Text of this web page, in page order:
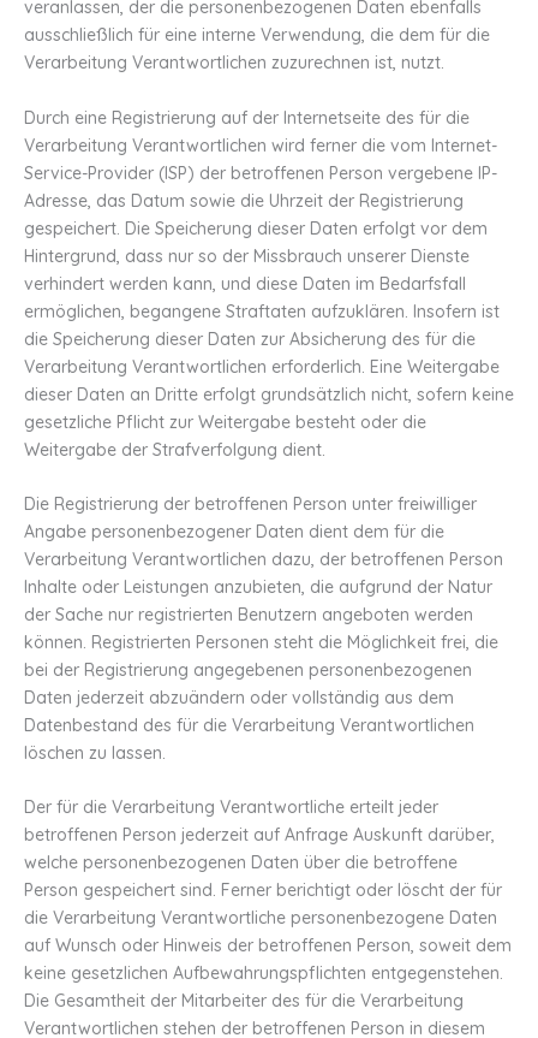
veranlassen, der die personenbezogenen Daten ebenfalls
ausschließlich für eine interne Verwendung, die dem für die
Verarbeitung Verantwortlichen zuzurechnen ist, nutzt.
Durch eine Registrierung auf der Internetseite des für die
Verarbeitung Verantwortlichen wird ferner die vom Internet-
Service-Provider (ISP) der betroffenen Person vergebene IP-
Adresse, das Datum sowie die Uhrzeit der Registrierung
gespeichert. Die Speicherung dieser Daten erfolgt vor dem
Hintergrund, dass nur so der Missbrauch unserer Dienste
verhindert werden kann, und diese Daten im Bedarfsfall
ermöglichen, begangene Straftaten aufzuklären. Insofern ist
die Speicherung dieser Daten zur Absicherung des für die
Verarbeitung Verantwortlichen erforderlich. Eine Weitergabe
dieser Daten an Dritte erfolgt grundsätzlich nicht, sofern keine
gesetzliche Pflicht zur Weitergabe besteht oder die
Weitergabe der Strafverfolgung dient.
Die Registrierung der betroffenen Person unter freiwilliger
Angabe personenbezogener Daten dient dem für die
Verarbeitung Verantwortlichen dazu, der betroffenen Person
Inhalte oder Leistungen anzubieten, die aufgrund der Natur
der Sache nur registrierten Benutzern angeboten werden
können. Registrierten Personen steht die Möglichkeit frei, die
bei der Registrierung angegebenen personenbezogenen
Daten jederzeit abzuändern oder vollständig aus dem
Datenbestand des für die Verarbeitung Verantwortlichen
löschen zu lassen.
Der für die Verarbeitung Verantwortliche erteilt jeder
betroffenen Person jederzeit auf Anfrage Auskunft darüber,
welche personenbezogenen Daten über die betroffene
Person gespeichert sind. Ferner berichtigt oder löscht der für
die Verarbeitung Verantwortliche personenbezogene Daten
auf Wunsch oder Hinweis der betroffenen Person, soweit dem
keine gesetzlichen Aufbewahrungspflichten entgegenstehen.
Die Gesamtheit der Mitarbeiter des für die Verarbeitung
Verantwortlichen stehen der betroffenen Person in diesem